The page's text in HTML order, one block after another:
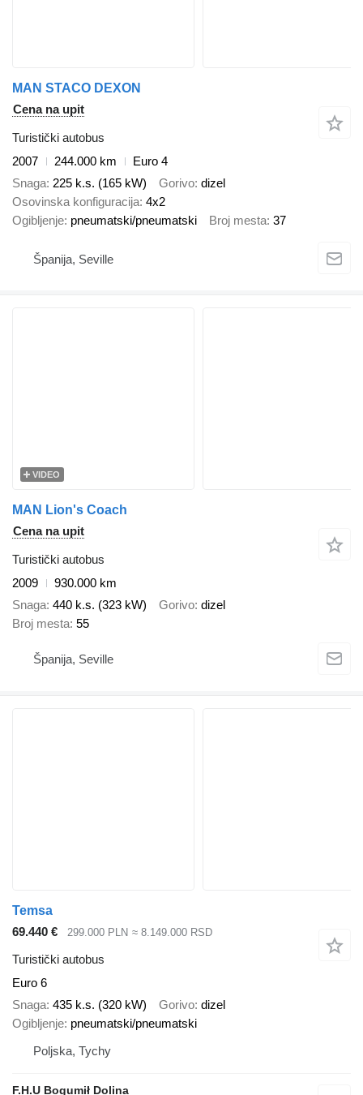
MAN STACO DEXON
Cena na upit
Turistički autobus
2007
244.000 km
Euro 4
Snaga 225 k.s. (165 kW) Gorivo dizel
Osovinska konfiguracija 4x2
Ogibljenje pneumatski/pneumatski Broj mesta 37
Španija, Seville
VIDEO
MAN Lion's Coach
Cena na upit
Turistički autobus
2009
930.000 km
Snaga 440 k.s. (323 kW) Gorivo dizel
Broj mesta 55
Španija, Seville
Temsa
69.440 €
299.000 PLN ≈ 8.149.000 RSD
Turistički autobus
Euro 6
Snaga 435 k.s. (320 kW) Gorivo dizel
Ogibljenje pneumatski/pneumatski
Poljska, Tychy
F.H.U Bogumił Dolina